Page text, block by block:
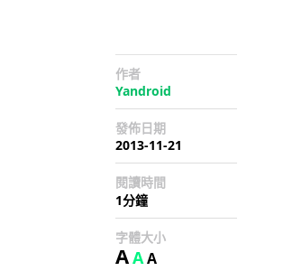
作者
Yandroid
發佈日期
2013-11-21
閱讀時間
1分鐘
字體大小
AAA